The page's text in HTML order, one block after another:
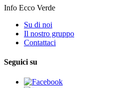
Info Ecco Verde
Su di noi
Il nostro gruppo
Contattaci
Seguici su